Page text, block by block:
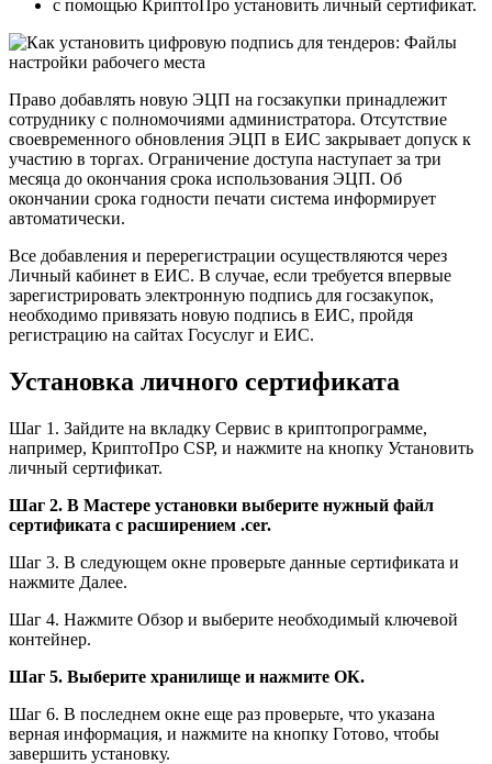
с помощью КриптоПро установить личный сертификат.
Право добавлять новую ЭЦП на госзакупки принадлежит
сотруднику с полномочиями администратора. Отсутствие
своевременного обновления ЭЦП в ЕИС закрывает допуск к
участию в торгах. Ограничение доступа наступает за три
месяца до окончания срока использования ЭЦП. Об
окончании срока годности печати система информирует
автоматически.
Все добавления и перерегистрации осуществляются через
Личный кабинет в ЕИС. В случае, если требуется впервые
зарегистрировать электронную подпись для госзакупок,
необходимо привязать новую подпись в ЕИС, пройдя
регистрацию на сайтах Госуслуг и ЕИС.
Установка личного сертификата
Шаг 1. Зайдите на вкладку Сервис в криптопрограмме,
например, КриптоПро CSP, и нажмите на кнопку Установить
личный сертификат.
Шаг 2. В Мастере установки выберите нужный файл
сертификата с расширением .cer.
Шаг 3. В следующем окне проверьте данные сертификата и
нажмите Далее.
Шаг 4. Нажмите Обзор и выберите необходимый ключевой
контейнер.
Шаг 5. Выберите хранилище и нажмите ОК.
Шаг 6. В последнем окне еще раз проверьте, что указана
верная информация, и нажмите на кнопку Готово, чтобы
завершить установку.